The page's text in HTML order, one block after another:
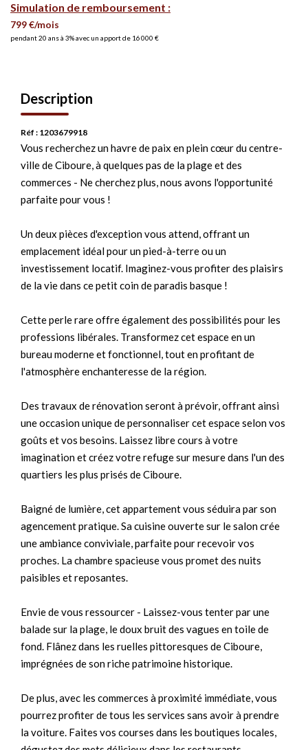
Simulation de remboursement :
799 €/mois
pendant 20 ans à 3% avec un apport de 16 000 €
Description
Réf : 1203679918
Vous recherchez un havre de paix en plein cœur du centre-
ville de Ciboure, à quelques pas de la plage et des
commerces - Ne cherchez plus, nous avons l'opportunité
parfaite pour vous !
Un deux pièces d'exception vous attend, offrant un
emplacement idéal pour un pied-à-terre ou un
investissement locatif. Imaginez-vous profiter des plaisirs
de la vie dans ce petit coin de paradis basque !
Cette perle rare offre également des possibilités pour les
professions libérales. Transformez cet espace en un
bureau moderne et fonctionnel, tout en profitant de
l'atmosphère enchanteresse de la région.
Des travaux de rénovation seront à prévoir, offrant ainsi
une occasion unique de personnaliser cet espace selon vos
goûts et vos besoins. Laissez libre cours à votre
imagination et créez votre refuge sur mesure dans l'un des
quartiers les plus prisés de Ciboure.
Baigné de lumière, cet appartement vous séduira par son
agencement pratique. Sa cuisine ouverte sur le salon crée
une ambiance conviviale, parfaite pour recevoir vos
proches. La chambre spacieuse vous promet des nuits
paisibles et reposantes.
Envie de vous ressourcer - Laissez-vous tenter par une
balade sur la plage, le doux bruit des vagues en toile de
fond. Flânez dans les ruelles pittoresques de Ciboure,
imprégnées de son riche patrimoine historique.
De plus, avec les commerces à proximité immédiate, vous
pourrez profiter de tous les services sans avoir à prendre
la voiture. Faites vos courses dans les boutiques locales,